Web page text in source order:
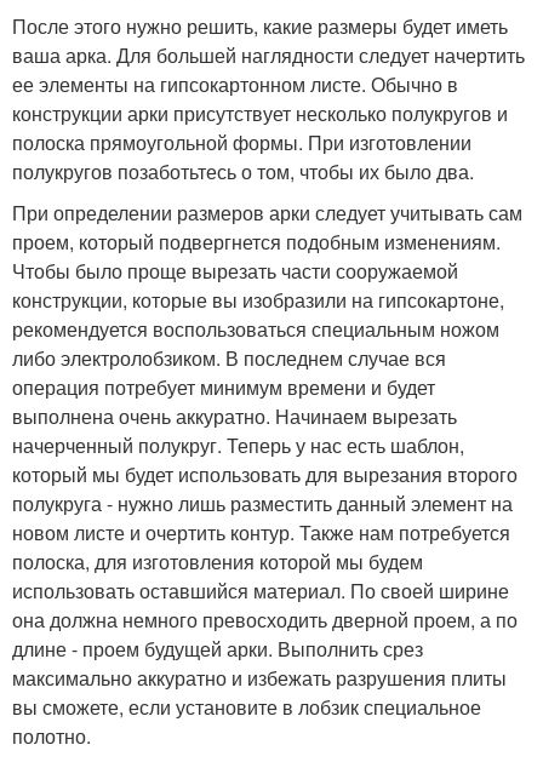
После этого нужно решить, какие размеры будет иметь
ваша арка. Для большей наглядности следует начертить
ее элементы на гипсокартонном листе. Обычно в
конструкции арки присутствует несколько полукругов и
полоска прямоугольной формы. При изготовлении
полукругов позаботьтесь о том, чтобы их было два.
При определении размеров арки следует учитывать сам
проем, который подвергнется подобным изменениям.
Чтобы было проще вырезать части сооружаемой
конструкции, которые вы изобразили на гипсокартоне,
рекомендуется воспользоваться специальным ножом
либо электролобзиком. В последнем случае вся
операция потребует минимум времени и будет
выполнена очень аккуратно. Начинаем вырезать
начерченный полукруг. Теперь у нас есть шаблон,
который мы будет использовать для вырезания второго
полукруга - нужно лишь разместить данный элемент на
новом листе и очертить контур. Также нам потребуется
полоска, для изготовления которой мы будем
использовать оставшийся материал. По своей ширине
она должна немного превосходить дверной проем, а по
длине - проем будущей арки. Выполнить срез
максимально аккуратно и избежать разрушения плиты
вы сможете, если установите в лобзик специальное
полотно.